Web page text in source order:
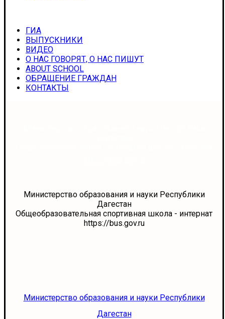
ГИА
ВЫПУСКНИКИ
ВИДЕО
О НАС ГОВОРЯТ, О НАС ПИШУТ
ABOUT SCHOOL
ОБРАЩЕНИЕ ГРАЖДАН
КОНТАКТЫ
Министерство образования и науки Республики
Дагестан
Общеобразовательная спортивная школа - интернат
https://bus.gov.ru
Министерство образования и науки Республики
Дагестан